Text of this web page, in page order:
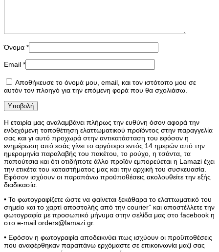
Όνομα *
Email *
Αποθήκευσε το όνομά μου, email, και τον ιστότοπο μου σε
αυτόν τον πλοηγό για την επόμενη φορά που θα σχολιάσω.
Η εταιρία μας αναλαμβάνει πλήρως την ευθύνη όσον αφορά την
ενδεχόμενη τοποθέτηση ελαττωματικού προϊόντος στην παραγγελία
σας και γι αυτό προχωρά στην αντικατάσταση του εφόσον η
ενημέρωση από εσάς γίνει το αργότερο εντός 14 ημερών από την
ημερομηνία παραλαβής του πακέτου, το ρούχο, η τσάντα, τα
παπούτσια και ότι οτιδήποτε άλλο προϊόν εμπορεύεται η Lamazi έχει
την ετικέτα του καταστήματος μας και την αρχική του συσκευασία.
Εφόσον ισχύουν οι παραπάνω προϋποθέσεις ακολουθείτε την εξής
διαδικασία:
• Το φωτογραφίζετε ώστε να φαίνεται ξεκάθαρα το ελαττωματικό του
σημείο και το χαρτί αποστολής από την courier” και αποστέλλετε την
φωτογραφία με προσωπικό μήνυμα στην σελίδα μας στο facebook η
στο e-mail orders@lamazi.gr.
• Εφόσον η φωτογραφία αποδεικνύει πως ισχύουν οι προϋποθέσεις
που αναφέρθηκαν παραπάνω ερχόμαστε σε επικοινωνία μαζί σας